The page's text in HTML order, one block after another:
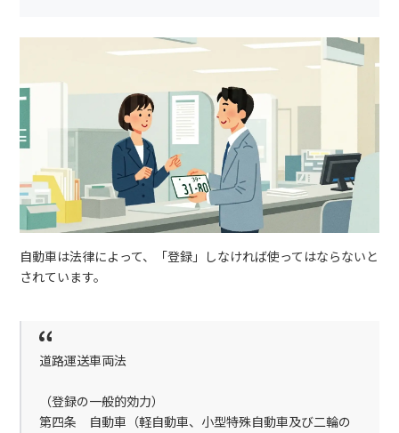
自動車は法律によって、「登録」しなければ使ってはならないと
されています。
道路運送車両法
（登録の一般的効力）
第四条 自動車（軽自動車、小型特殊自動車及び二輪の